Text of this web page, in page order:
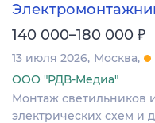
140 000–180 000 ₽
13 июля 2026 Москва
ООО "РДВ-Медиа"
Монтаж светильников
электрических схем и